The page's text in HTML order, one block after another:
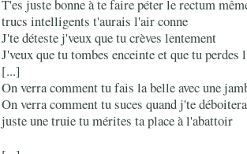
T'es juste bonne à te faire péter le rectum
trucs intelligents t'aurais l'air conne
J'te déteste j'veux que tu crèves lentement
J'veux que tu tombes enceinte et que tu perdes
[...]
On verra comment tu fais la belle avec une
On verra comment tu suces quand j'te
juste une truie tu mérites ta place à l'abattoir